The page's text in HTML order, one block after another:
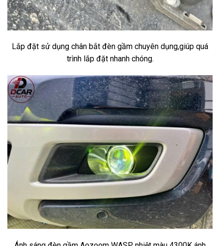
Lắp đặt sử dụng chân bắt đèn gầm chuyên dụng,giúp quá
trình lắp đặt nhanh chóng.